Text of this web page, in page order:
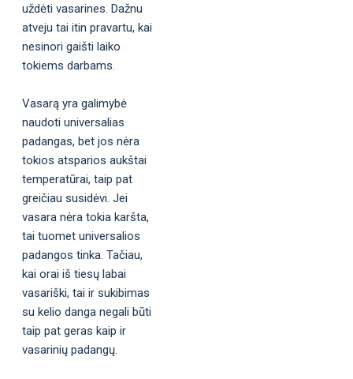
uždėti vasarines. Dažnu
atveju tai itin pravartu, kai
nesinori gaišti laiko
tokiems darbams.
Vasarą yra galimybė
naudoti universalias
padangas, bet jos nėra
tokios atsparios aukštai
temperatūrai, taip pat
greičiau susidėvi. Jei
vasara nėra tokia karšta,
tai tuomet universalios
padangos tinka. Tačiau,
kai orai iš tiesų labai
vasariški, tai ir sukibimas
su kelio danga negali būti
taip pat geras kaip ir
vasarinių padangų.